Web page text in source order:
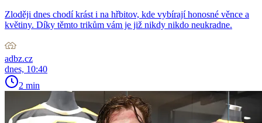
Zloději dnes chodí krást i na hřbitov, kde vybírají honosné věnce a
květiny. Díky těmto trikům vám je již nikdy nikdo neukradne.
adbz.cz
dnes, 10:40
2 min